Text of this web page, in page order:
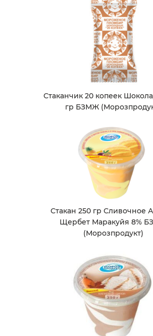
Стаканчик 20 копеек
гр БЗМЖ
Стакан 250 гр Сливочное
Щербет Маракуйя 8%
(Морозпродукт)